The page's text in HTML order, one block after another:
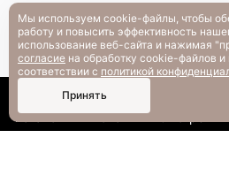
Каталог Поиск
РАЗМЕРНАЯ СЕТКА
Вопрос-ответ
Мы используем cookie-файлы, чтобы
работу и повысить эффективность
использование веб-сайта и нажимая
согласие на обработку cookie-файлов и
соответствии с политикой
Принять